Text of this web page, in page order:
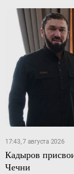
17:43, 7 августа 2026
Кадыров
Чечни